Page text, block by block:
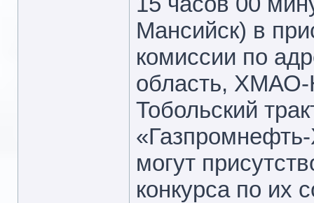
Мансийск) в
комиссии по
область, ХМАО-
Тобольский
могут
конкурса по их